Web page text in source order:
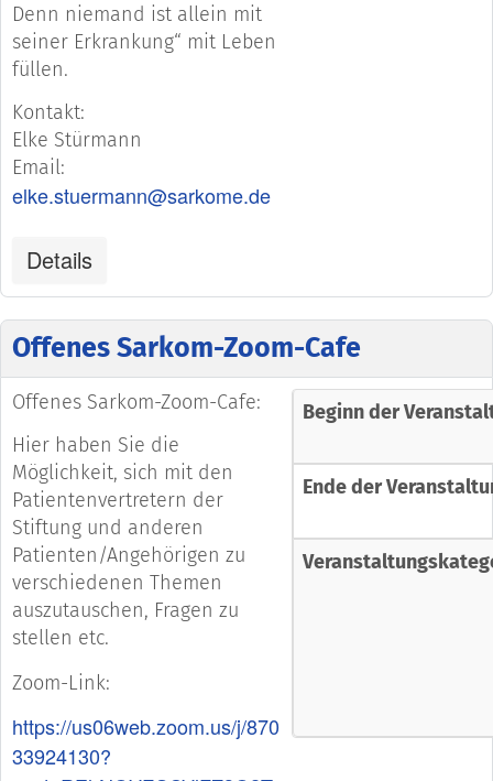
Denn niemand ist allein mit
seiner Erkrankung“ mit Leben
füllen.
Kontakt:
Elke Stürmann
Email:
elke.stuermann@sarkome.de
Details
Offenes Sarkom-Zoom-Cafe
Offenes Sarkom-Zoom-Cafe:
Hier haben Sie die
Möglichkeit, sich mit den
Patientenvertretern der
Stiftung und anderen
Patienten/Angehörigen zu
verschiedenen Themen
auszutauschen, Fragen zu
stellen etc.
Zoom-Link:
https://us06web.zoom.us/j/870
33924130?
Beginn der
Ende der